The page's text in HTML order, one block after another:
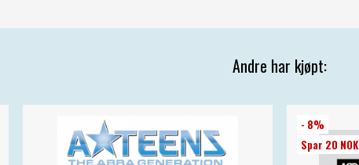
Andre har kjøpt:
- 8%
Spar 20 NOK